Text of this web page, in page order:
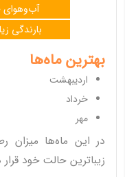
آب‌وهوای
بارندگی
بهترین ماه‌ها
اردیبهشت
خرداد
مهر
در این ماه‌ها میزان
زیباترین حالت خود قرار